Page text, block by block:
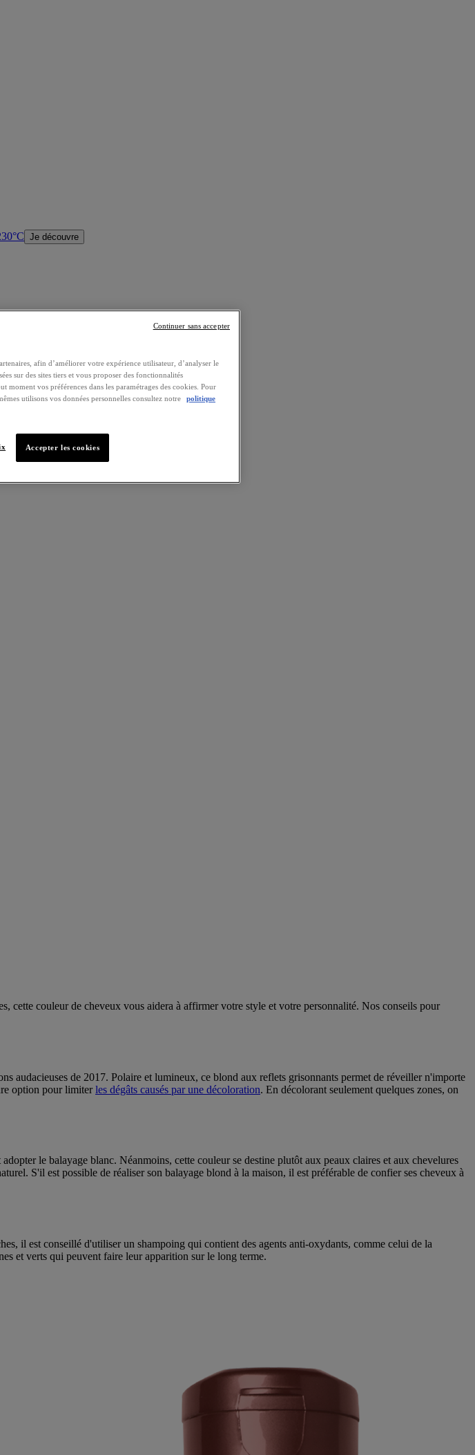
Je découvre
couleur de cheveux vous aidera à affirmer votre style et votre personnalité. Nos conseils pour
audacieuses de 2017. Polaire et lumineux, ce blond aux reflets grisonnants permet de réveiller n'importe
option pour limiterles dégâts causés par une décoloration. En décolorant seulement quelques zones, on
le balayage blanc. Néanmoins, cette couleur se destine plutôt aux peaux claires et aux chevelures
S'il est possible de réaliser son balayage blond à la maison, il est préférable de confier ses cheveux à
il est conseillé d'utiliser un shampoing qui contient des agents anti-oxydants, comme celui de la
et verts qui peuvent faire leur apparition sur le long terme.
afin d’améliorer votre expérience utilisateur, d’analyser le
sur des sites tiers et vous proposer des fonctionnalités
moment vos préférences dans les paramétrages des cookies. Pour
utilisons vos données personnelles consultez notre
politique
Accepter les cookies
Continuer sans accepter